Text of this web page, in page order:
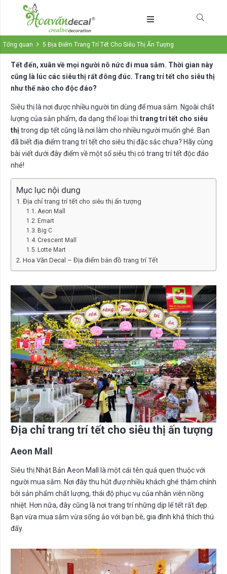
Tổng quan 5 Địa Điểm Trang Trí Tết Cho Siêu Thị Ấn Tượng
Tết đến, xuân về mọi người nô nức đi mua sắm. Thời gian này
cũng là lúc các siêu thị rất đông đúc. Trang trí tết cho siêu thị
như thế nào cho độc đáo?
Siêu thị là nơi được nhiều người tin dùng để mua sắm. Ngoài chất
lượng của sản phẩm, đa dạng thể loại thì trang trí tết cho siêu
thị trong dịp tết cũng là nơi làm cho nhiều người muốn ghé. Bạn
đã biết địa điểm trang trí tết cho siêu thị đặc sắc chưa? Hãy cùng
bài viết dưới đây điểm về một số siêu thị có trang trí tết độc đáo
nhé!
Mục lục nội dung
Địa chỉ trang trí tết cho siêu thị ấn tượng
Aeon Mall
Emart
Big C
Crescent Mall
Lotte Mart
Hoa Văn Decal – Địa điểm bán đồ trang trí Tết
Địa chỉ trang trí tết cho siêu thị ấn tượng
Aeon Mall
Siêu thị Nhật Bản Aeon Mall là một cái tên quá quen thuộc với
người mua sắm. Nơi đây thu hút đượ nhiều khách ghé thăm chính
bởi sản phẩm chất lượng, thái độ phục vụ của nhân viên nồng
nhiệt. Hơn nữa, đây cũng là nơi trang trí những dịp lế tết rất đẹp.
Bạn vừa mua sắm vừa sống ảo với bạn bè, gia đình khá thích thú
đấy.